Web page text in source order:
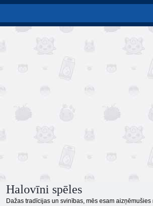
Halovīni spēles
Dažas tradīcijas un svinības, mēs esam